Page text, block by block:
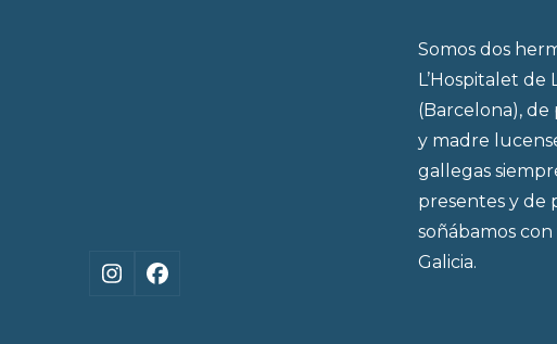
Instagram
Facebook
Somos dos
L’Hospitalet de
(Barcelona),
y madre
gallegas
presentes y de
soñábamos
Galicia.